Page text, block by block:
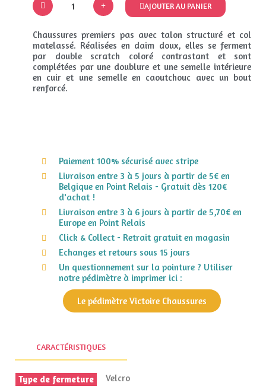
AJOUTER AU PANIER
Chaussures premiers pas avec talon structuré et col
matelassé. Réalisées en daim doux, elles se ferment
par double scratch coloré contrastant et sont
complétées par une doublure et une semelle intérieure
en cuir et une semelle en caoutchouc avec un bout
renforcé.
Paiement 100% sécurisé avec stripe
Livraison entre 3 à 5 jours à partir de 5€ en
Belgique en Point Relais - Gratuit dès 120€
d'achat !
Livraison entre 3 à 6 jours à partir de 5,70€ en
Europe en Point Relais
Click & Collect - Retrait gratuit en magasin
Echanges et retours sous 15 jours
Un questionnement sur la pointure ? Utiliser
notre pédimètre à imprimer ici :
Le pédimètre Victoire Chaussures
CARACTÉRISTIQUES
Type de fermeture
Velcro